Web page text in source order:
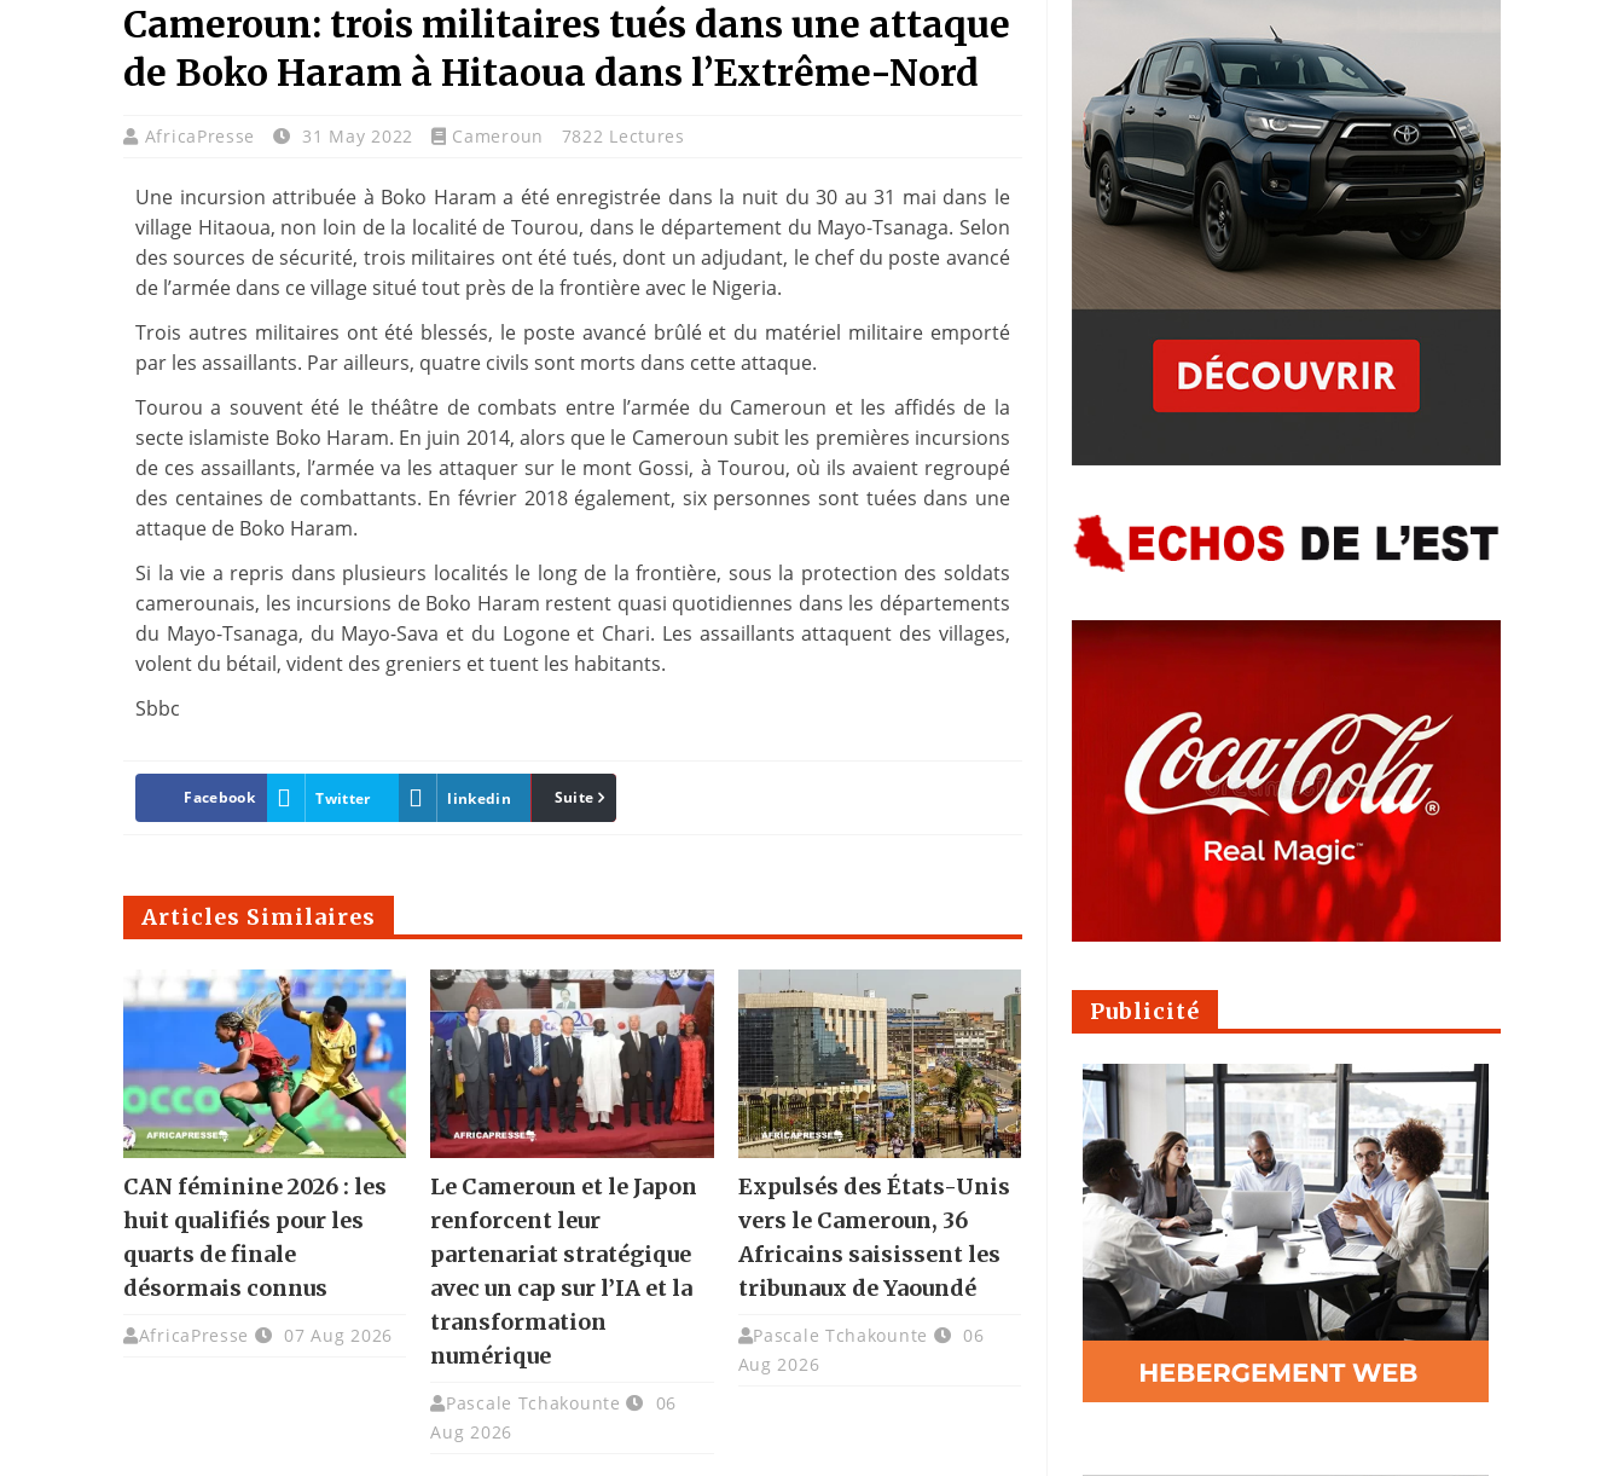
Cameroun: trois militaires tués dans une attaque
de Boko Haram à Hitaoua dans l’Extrême-Nord
AfricaPresse 31 May 2022 Cameroun 7822 Lectures
Une incursion attribuée à Boko Haram a été enregistrée dans la nuit du 30 au 31 mai dans le
village Hitaoua, non loin de la localité de Tourou, dans le département du Mayo-Tsanaga. Selon
des sources de sécurité, trois militaires ont été tués, dont un adjudant, le chef du poste avancé
de l’armée dans ce village situé tout près de la frontière avec le Nigeria.
Trois autres militaires ont été blessés, le poste avancé brûlé et du matériel militaire emporté
par les assaillants. Par ailleurs, quatre civils sont morts dans cette attaque.
Tourou a souvent été le théâtre de combats entre l’armée du Cameroun et les affidés de la
secte islamiste Boko Haram. En juin 2014, alors que le Cameroun subit les premières incursions
de ces assaillants, l’armée va les attaquer sur le mont Gossi, à Tourou, où ils avaient regroupé
des centaines de combattants. En février 2018 également, six personnes sont tuées dans une
attaque de Boko Haram.
Si la vie a repris dans plusieurs localités le long de la frontière, sous la protection des soldats
camerounais, les incursions de Boko Haram restent quasi quotidiennes dans les départements
du Mayo-Tsanaga, du Mayo-Sava et du Logone et Chari. Les assaillants attaquent des villages,
volent du bétail, vident des greniers et tuent les habitants.
Sbbc
Facebook Twitter linkedin Pinterest
Suite
Articles Similaires
CAN féminine 2026 : les
huit qualifiés pour les
quarts de finale
désormais connus
AfricaPresse 07 Aug 2026
Le Cameroun et le Japon
renforcent leur
partenariat stratégique
avec un cap sur l’IA et la
transformation
numérique
Pascale Tchakounte
06
Aug 2026
Expulsés des États-Unis
vers le Cameroun, 36
Africains saisissent les
tribunaux de Yaoundé
Pascale Tchakounte
06
Aug 2026
Publicité